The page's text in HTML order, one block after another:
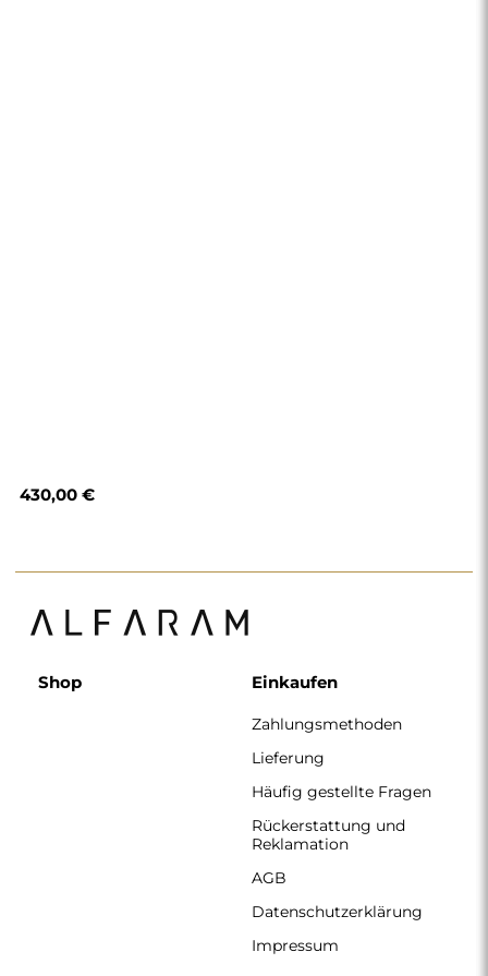
430,00 €
Shop Einkaufen
Zahlungsmethoden
Lieferung
Häufig gestellte Fragen
Rückerstattung und
Reklamation
AGB
Datenschutzerklärung
Impressum